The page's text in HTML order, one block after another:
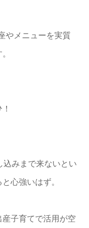
やメニューを実質
込みまで来ないとい
心強いはず。
子育てで活用が空